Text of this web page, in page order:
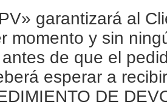
garantizará al
momento y sin
de que el
esperar a
DE